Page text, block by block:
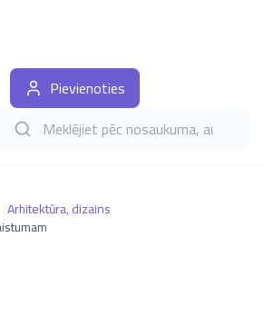
Meklēt grāmatas pēc nosaukuma, autora,
Pievienoties
Arhitektūra, dizains